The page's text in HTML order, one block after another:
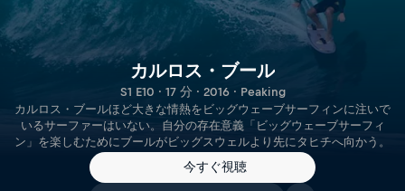
カルロス・ブール
S1 E10 · 17 分 · 2016 · Peaking
カルロス・ブールほど大きな情熱をビッグウェーブサーフィンに注いで
いるサーファーはいない。自分の存在意義「ビッグウェーブサーフィ
ン」を楽しむためにブールがビッグスウェルより先にタヒチへ向かう。
今すぐ視聴